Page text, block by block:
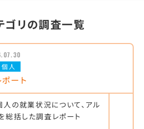
ゴリの調査一覧
個人
ート
の就業状況について、アル
総括した調査レポート